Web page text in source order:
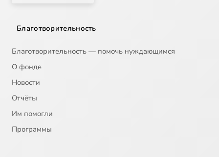
Благотворительность
Благотворительность — помочь нуждающимся
О фонде
Новости
Отчёты
Им помогли
Программы